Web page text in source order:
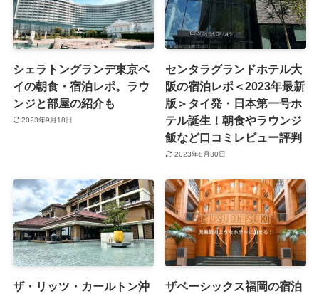
シェラトングランデ東京ベ
イの朝食・宿泊レポ。ラウ
ンジと部屋の紹介も
2023年9月18日
センタラグランドホテル大
阪の宿泊レポ＜2023年最新
版＞タイ発・日本第一号ホ
テル誕生！朝食やラウンジ
飯など口コミレビュー評判
2023年8月30日
ザ・リッツ・カールトン沖 ザベーシックス福岡の宿泊